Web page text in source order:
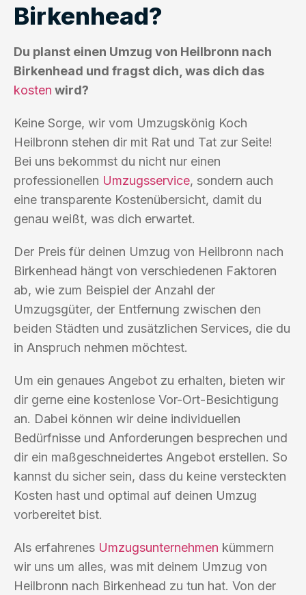
Birkenhead?
Du planst einen Umzug von Heilbronn nach
Birkenhead und fragst dich, was dich das
kosten wird?
Keine Sorge, wir vom Umzugskönig Koch
Heilbronn stehen dir mit Rat und Tat zur Seite!
Bei uns bekommst du nicht nur einen
professionellen Umzugsservice, sondern auch
eine transparente Kostenübersicht, damit du
genau weißt, was dich erwartet.
Der Preis für deinen Umzug von Heilbronn nach
Birkenhead hängt von verschiedenen Faktoren
ab, wie zum Beispiel der Anzahl der
Umzugsgüter, der Entfernung zwischen den
beiden Städten und zusätzlichen Services, die du
in Anspruch nehmen möchtest.
Um ein genaues Angebot zu erhalten, bieten wir
dir gerne eine kostenlose Vor-Ort-Besichtigung
an. Dabei können wir deine individuellen
Bedürfnisse und Anforderungen besprechen und
dir ein maßgeschneidertes Angebot erstellen. So
kannst du sicher sein, dass du keine versteckten
Kosten hast und optimal auf deinen Umzug
vorbereitet bist.
Als erfahrenes Umzugsunternehmen kümmern
wir uns um alles, was mit deinem Umzug von
Heilbronn nach Birkenhead zu tun hat. Von der